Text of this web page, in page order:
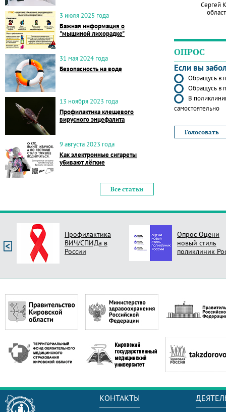
3 июля 2025 года
Важная информация о
"мышиной лихорадке"
31 мая 2024 года
Безопасность на воде
13 ноября 2023 года
Профилактика клещевого
вирусного энцефалита
9 августа 2023 года
Как электронные сигареты
убивают лёгкие
Все статьи
Сергей
ОПРОС
Если вы
Обращусь в
Обращусь в
В
самостоятельно
Профилактика
ВИЧ/СПИДа в
России
Опрос Оцени
новый стиль
поликлиник
КОНТАКТЫ